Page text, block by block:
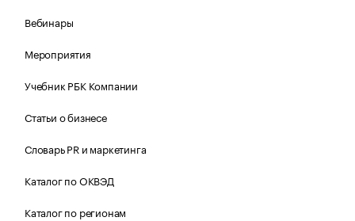
Вебинары
Мероприятия
Учебник РБК Компании
Статьи о бизнесе
Словарь PR и маркетинга
Каталог по ОКВЭД
Каталог по регионам